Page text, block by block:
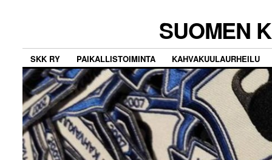
SUOMEN
SKK RY PAIKALLISTOIMINTA KAHVAKUULAURHEILU